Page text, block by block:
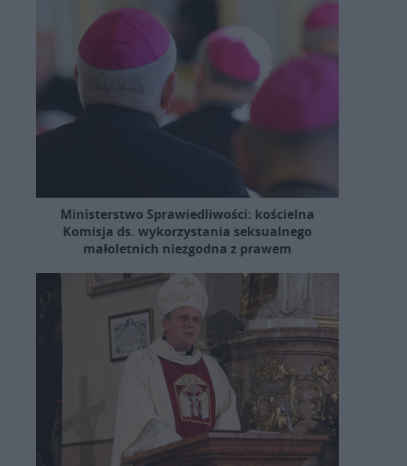
Ministerstwo Sprawiedliwości: kościelna
Komisja ds. wykorzystania seksualnego
małoletnich niezgodna z prawem